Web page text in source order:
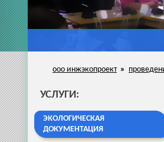
ооо инжэкопроект »
УСЛУГИ:
ЭКОЛОГИЧЕСКАЯ
ДОКУМЕНТАЦИЯ